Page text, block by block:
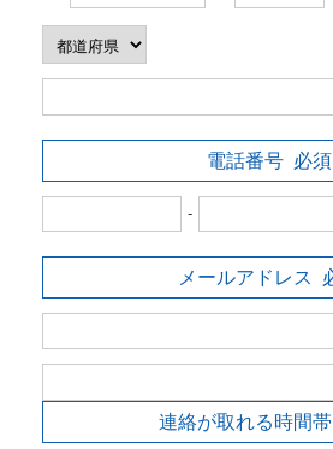
電話番号 必須
-
メールアドレス
連絡が取れる時間帯